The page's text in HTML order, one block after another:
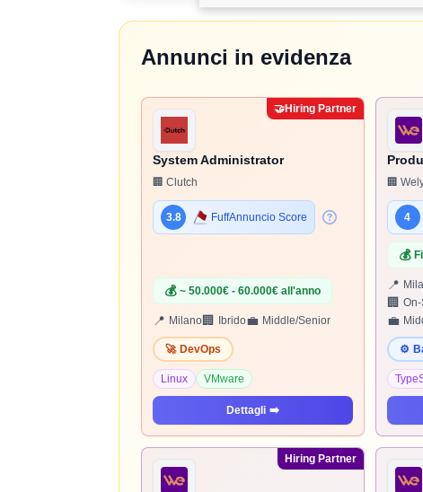
Annunci in evidenza
🤝Hiring Partner
System Administrator
🏢 Clutch
3.8 FuffAnnuncio Score
💰 ~ 50.000€ - 60.000€ all'anno
📍 Milano🏢 Ibrido💼 Middle/Senior
🚀 DevOps
Linux VMware
Dettagli ➡️
🏢
4
💰
📍
🏢
💼
⚙️
Hiring Partner